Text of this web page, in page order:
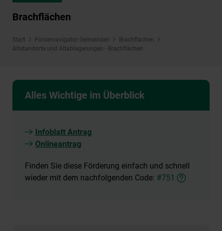
Brachflächen
Start Fördernavigator Gemeinden
Brachflächen
Altstandorte und Altablagerungen - Brachflächen
Alles Wichtige im Überblick
Infoblatt Antrag
Onlineantrag
Finden Sie diese Förderung einfach und schnell
wieder mit dem nachfolgenden Code: #751